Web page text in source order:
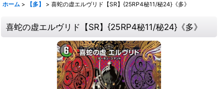
ホーム > 【多】 > 喜蛇の虚エルヴリド【SR】{25RP4秘11/秘24}《多》
喜蛇の虚エルヴリド【SR】{25RP4秘11/秘24}《多》